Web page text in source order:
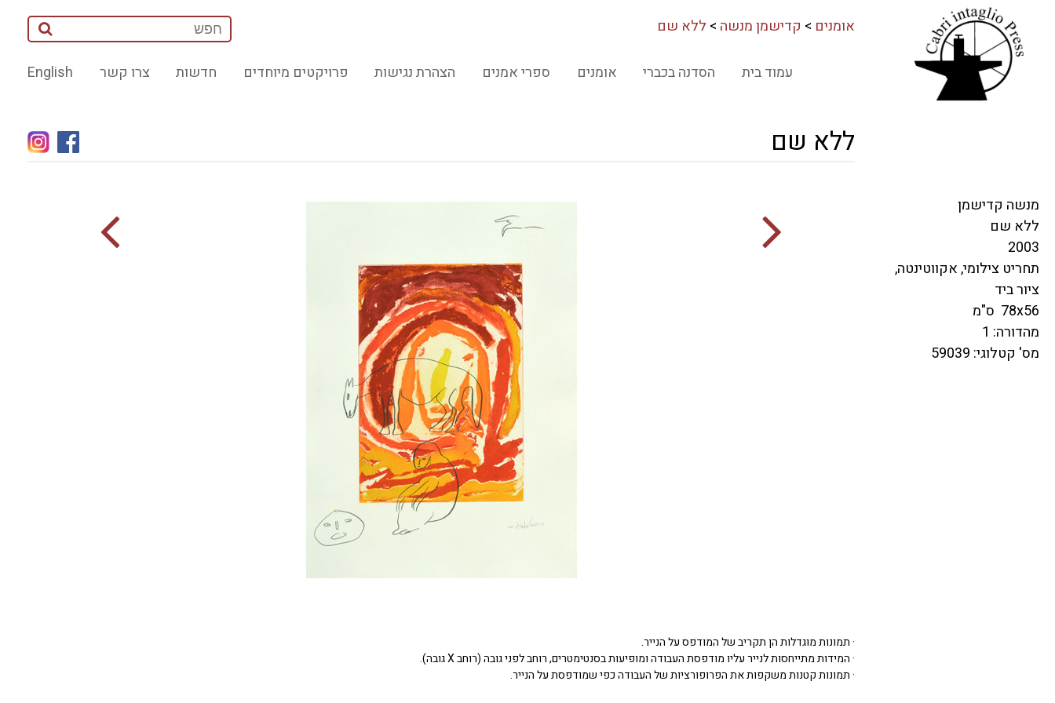
אומנים > קדישמן מנשה > ללא שם
English צרו קשר חדשות פרויקטים מיוחדים הצהרת נגישות ספרי אמנים אומנים הסדנה בכברי עמוד בית
ללא שם
· תמונות מוגדלות הן תקריב של המודפס על הנייר.
· המידות מתייחסות לנייר עליו מודפסת העבודה ומופיעות בסנטימטרים, רוחב לפני גובה (רוחב X גובה).
· תמונות קטנות משקפות את הפרופורציות של העבודה כפי שמודפסת על הנייר.
מנשה קדישמן
ללא שם
2003
תחריט צילומי, אקווטינטה,
ציור ביד
78x56 ס"מ
מהדורה: 1
מס' קטלוגי: 59039